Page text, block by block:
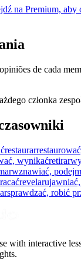
na Premium, aby
de cada
członka
restaurar
wynikaćretirar
wznawiać,
revelarujawniać,
sprawdzać, robić
with interactive